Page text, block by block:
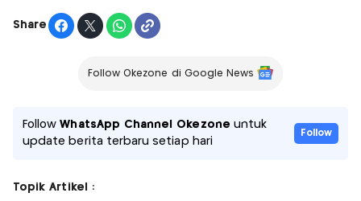
Share
Follow Okezone di Google News
FollowWhatsApp Channel Okezone untuk
update berita terbaru setiap hari
Follow
Topik Artikel :